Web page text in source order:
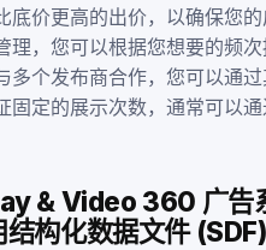
底价更高的出价，以确保您
理，您可以根据您想要的频
多个发布商合作，您可以通
固定的展示次数，通常可以
& Video 360 广告
结构化数据文件